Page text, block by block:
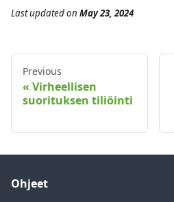
Last updatedon May 23, 2024
Previous
Virheellisen
suorituksen tiliöinti
Ohjeet